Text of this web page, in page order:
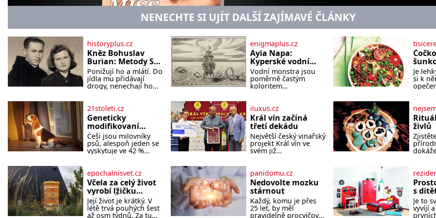
NENECHTE SI UJÍT DALŠÍ ZAJÍMAVÉ ČLÁNKY
historyplus.cz
Kněz Bohuslav
Burian: Metody StB
byly horší než
gestapácké
trýznění
Ponižují ho a mlátí. Do
jídla mu přidávají
drogy, nenechají ho
nejbližším. Burian
kruté týrání nevydrží a
estébákům podepíše
všechno, co po něm
chtějí. Svým podpisem
jim potvrdí také to, že
na něj během výslechů
Syn brněnského
řezníka chce být
knězem a
enigmaplus.cz
Ayia Napa:
Kyperské vodní
monstrum s
mírumilovnou
povahou
Vodní monstra jsou
poměrně častým
koloritem
skeptici to přikládají
hlavně snaze dané
místo zviditelnit a
přitáhnout k němu
pozornost záhadám
nakloněných turi
Je
si k
báseň. Suroviny
vaší
150 g
velká
lžíce
21stoleti.cz
Geneticky
modifikovaní
bíglové mohou být
nadějí pro alergiky
Češi jsou milovníky
psů, alespoň jeden se
vyskytuje ve 42 %
velká skupina lidí,
kteří by si psa rádi
pořídili, ale nemohou,
protože jsou alergičtí.
Jejich imu
iluxus.cz
Král vín začíná
třetí dekádu
Největší český vinařský
projekt Král vín ve
svém již
nejlepší domácí vína.
Ta vybírala odborná
porota z celkem 1260
vzorků od 157 vinařů.
Král vín, který se – i
pře
živlů
těla i
Každá
nese
epochalnisvet.cz
Včela za celý život
vyrobí lžičku
medu. Čím je
pražský med ze
střech tak ceněný?
Její život je krátký. V
létě trvá pouhých šest
až osm týdnů. Za tu
panidomu.cz
Nedovolte mozku
stárnout
Každý, komu je přes
25 let, by měl
pravidelně procvičovat
s
Je to
vyvíjí